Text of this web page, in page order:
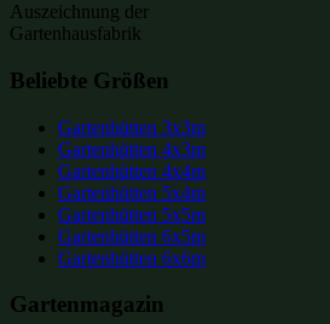
Auszeichnung der
Gartenhausfabrik
Beliebte Größen
Gartenhütten 3x3m
Gartenhütten 4x3m
Gartenhütten 4x4m
Gartenhütten 5x4m
Gartenhütten 5x5m
Gartenhütten 6x5m
Gartenhütten 6x6m
Gartenmagazin